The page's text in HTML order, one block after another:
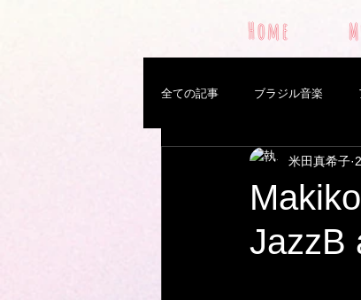
Home
全ての記事 ブラジル音楽
猫 鍵盤ハー
Trip
JazzB
米田真希子